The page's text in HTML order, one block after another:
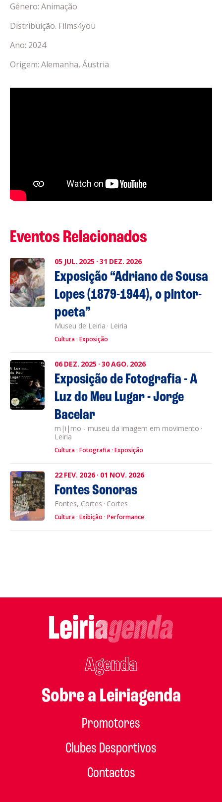
Género: Animação
Distribuição. Films4you
Ano: 2024
Origem: Alemanha, Áustria
Eventos Relacionados
05 JUL. 2025 · 31 DEZ. 2026
Exposição “Adriano de Sousa
Lopes (1879-1944), o pintor-
poeta”
Museu de Leiria · Leiria
Cultura Exposição
06 DEZ. 2025 · 30AGO. 2026
Exposição de Fotografia - A
Luz do Meu Lugar - Jorge
Bacelar
m|i|mo - museu da imagem em movimento ·
Leiria
Cultura Fotografia Exposição
22 FEV. 2026 · 01 NOV. 2026
Fontes Sonoras
Fontes, Cortes · Cortes
Cultura Exibição Performance
Agenda
Sobre a Leiriagenda
Promotores
Clubes Desportivos
Contactos